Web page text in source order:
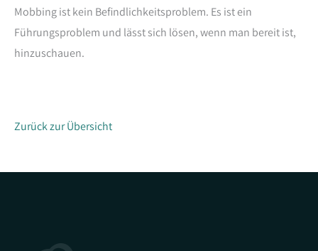
Mobbing ist kein Befindlichkeitsproblem. Es ist ein
Führungsproblem und lässt sich lösen, wenn man bereit ist,
hinzuschauen.
Zurück zur Übersicht